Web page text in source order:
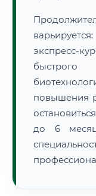
экспресс-
повышения
до 6